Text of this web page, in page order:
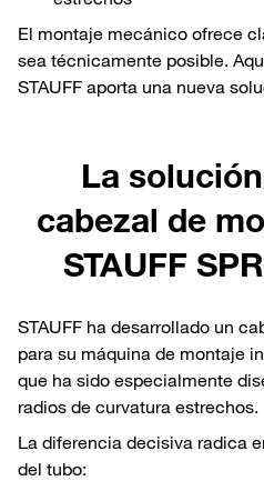
El montaje mecánico ofrece
sea técnicamente posible.
STAUFF aporta una nueva
La
cabezal de
STAUFF
STAUFF ha desarrollado un
para su máquina de montaje
que ha sido especialmente
radios de curvatura estrechos.
La diferencia decisiva radica
del tubo: